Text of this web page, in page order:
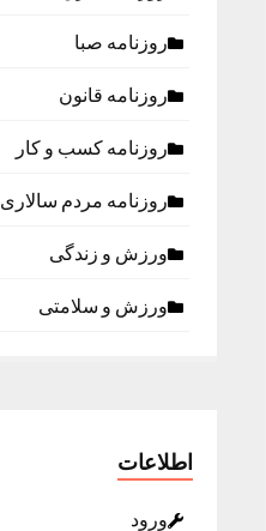
روزنامه صبا
روزنامه قانون
روزنامه كسب و كار
روزنامه مردم سالاری
ورزش و زندگی
ورزش و سلامتی
اطلاعات
ورود